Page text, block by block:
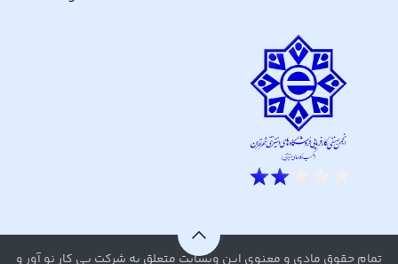
تمام حقوق مادی و معنوی این وبسایت متعلق به شرکت پی کار نو آور و